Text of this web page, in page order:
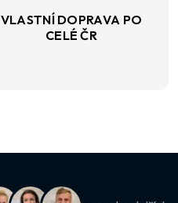
VLASTNÍ DOPRAVA PO
CELÉ ČR